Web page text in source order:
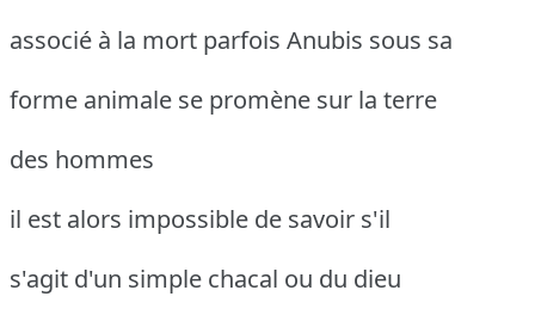
associé à la mort parfois Anubis sous sa
forme animale se promène sur la terre
des hommes
il est alors impossible de savoir s'il
s'agit d'un simple chacal ou du dieu